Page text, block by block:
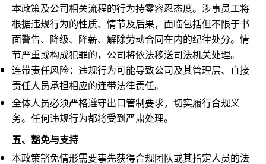
本政策及公司相关流程的行为持零容忍态度。涉事员工将
根据违规行为的性质、情节及后果，面临包括但不限于书
面警告、降级、降薪、解除劳动合同在内的纪律处分。情
节严重或构成犯罪的，公司将依法移送司法机关处理。
连带责任风险：违规行为可能导致公司及其管理层、直接
责任人员承担相应的连带法律责任。
全体人员必须严格遵守出口管制要求，切实履行合规义
务。任何违规行为都将受到严肃处理。
五、豁免与支持
本政策豁免情形需要事先获得合规团队或其指定人员的法